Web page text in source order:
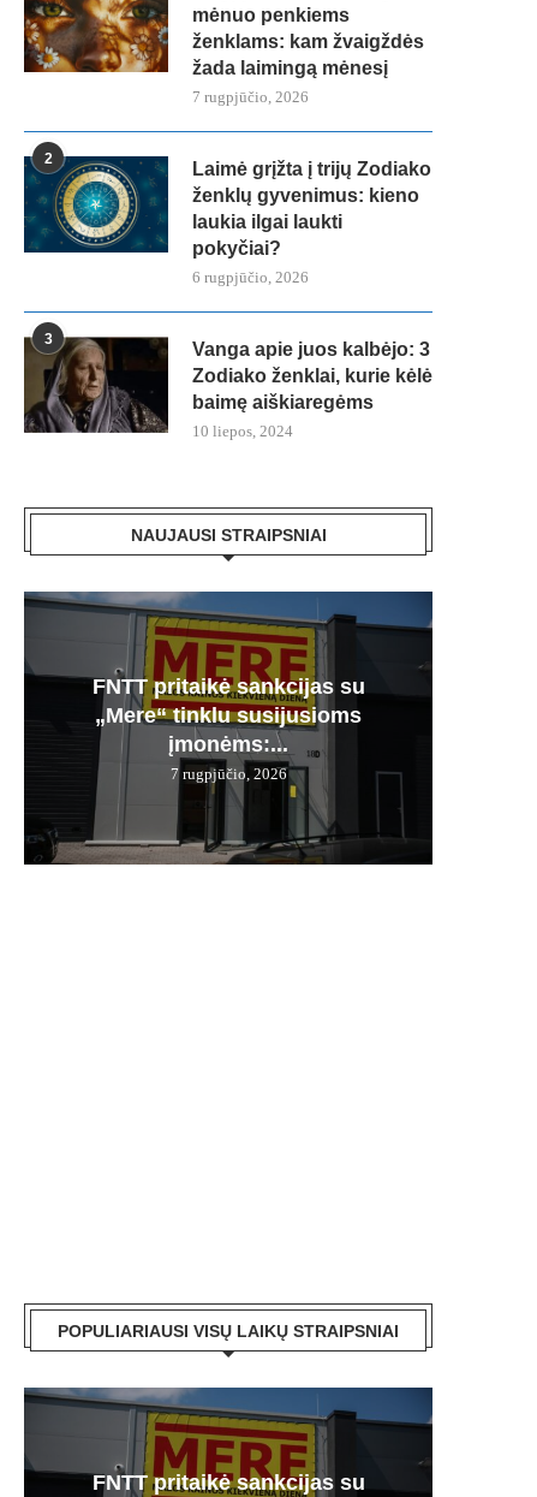
mėnuo penkiems
ženklams: kam žvaigždės
žada laimingą mėnesį
7 rugpjūčio, 2026
2
Laimė grįžta į trijų Zodiako
ženklų gyvenimus: kieno
laukia ilgai laukti
pokyčiai?
6 rugpjūčio, 2026
3
Vanga apie juos kalbėjo: 3
Zodiako ženklai, kurie kėlė
baimę aiškiaregėms
10 liepos, 2024
NAUJAUSI STRAIPSNIAI
FNTT pritaikė sankcijas su
„Mere“ tinklu susijusioms
įmonėms:...
7 rugpjūčio, 2026
POPULIARIAUSI VISŲ LAIKŲ STRAIPSNIAI
FNTT pritaikė sankcijas su